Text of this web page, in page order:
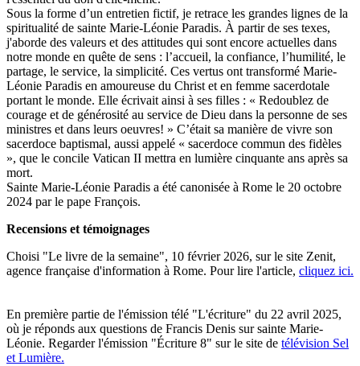
Sous la forme d’un entretien fictif, je retrace les grandes lignes de la
spiritualité de sainte Marie-Léonie Paradis. À partir de ses texes,
j'aborde des valeurs et des attitudes qui sont encore actuelles dans
notre monde en quête de sens : l’accueil, la confiance, l’humilité, le
partage, le service, la simplicité. Ces vertus ont transformé Marie-
Léonie Paradis en amoureuse du Christ et en femme sacerdotale
portant le monde. Elle écrivait ainsi à ses filles : « Redoublez de
courage et de générosité au service de Dieu dans la personne de ses
ministres et dans leurs oeuvres! » C’était sa manière de vivre son
sacerdoce baptismal, aussi appelé « sacerdoce commun des fidèles
», que le concile Vatican II mettra en lumière cinquante ans après sa
mort.
Sainte Marie-Léonie Paradis a été canonisée à Rome le 20 octobre
2024 par le pape François.
Recensions et témoignages
Choisi "Le livre de la semaine", 10 février 2026, sur le site Zenit,
agence française d'information à Rome. Pour lire l'article, cliquez ici.
En première partie de l'émission télé "L'écriture" du 22 avril 2025,
où je réponds aux questions de Francis Denis sur sainte Marie-
Léonie. Regarder l'émission "Écriture 8" sur le site de télévision Sel
et Lumière.